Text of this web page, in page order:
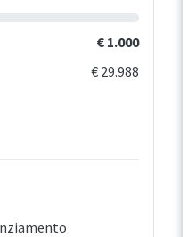
€ 1.000
€ 29.988